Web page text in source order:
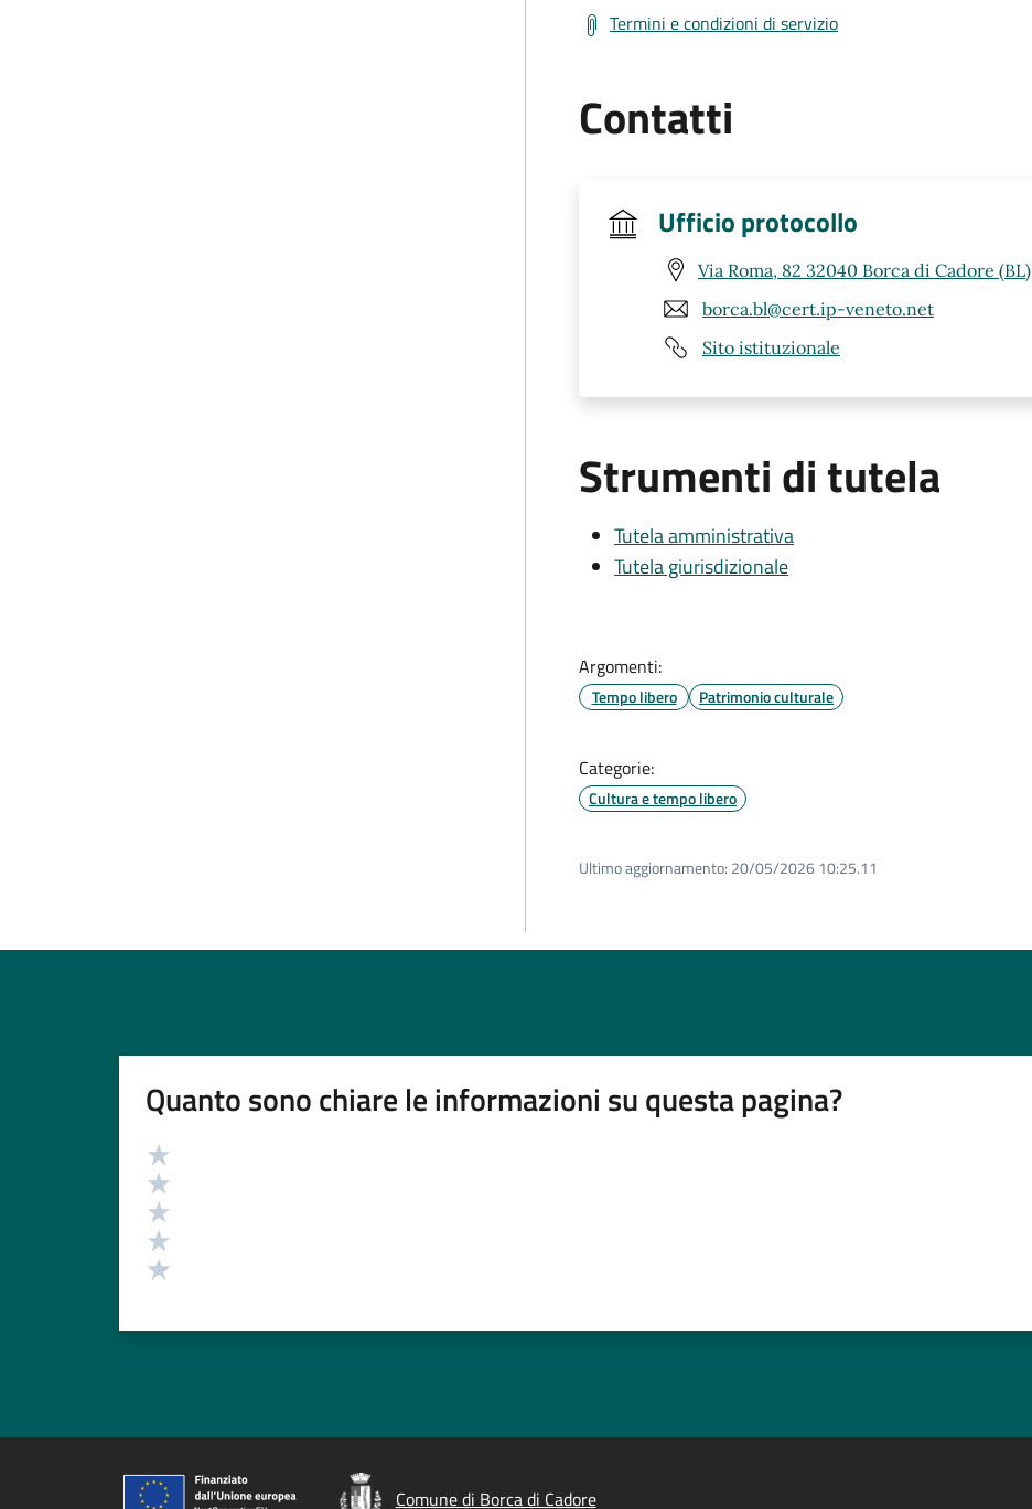
Termini e condizioni di servizio
Contatti
Ufficio protocollo
Via Roma, 82 32040 Borca di Cadore (BL)
borca.bl@cert.ip-veneto.net
Sito istituzionale
Strumenti di tutela
Tutela amministrativa
Tutela giurisdizionale
Argomenti:
Tempo libero Patrimonio culturale
Categorie:
Cultura e tempo libero
Ultimo aggiornamento: 20/05/2026 10:25.11
Quanto sono chiare le informazioni su questa pagina?
Valutazione
Comune di Borca di Cadore